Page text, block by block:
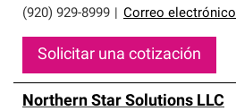
(920) 929-8999 Correo electrónico
Solicitar una cotización
Northern Star Solutions LLC